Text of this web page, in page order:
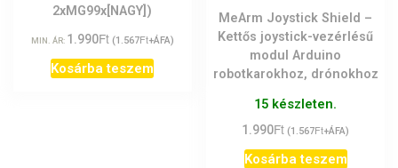
2xMG99x[NAGY])
MIN. ÁR: 1.990Ft (1.567Ft+ÁFA)
Kosárba teszem
MeArm Joystick Shield –
Kettős joystick-vezérlésű
modul Arduino
robotkarokhoz, drónokhoz
15 készleten.
1.990Ft (1.567Ft+ÁFA)
Kosárba teszem